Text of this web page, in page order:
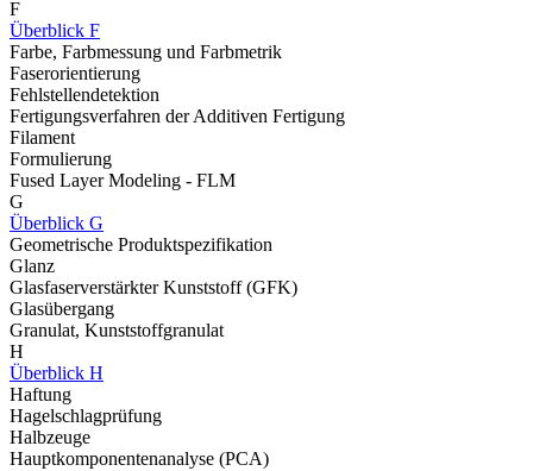
F
Überblick F
Farbe, Farbmessung und Farbmetrik
Faserorientierung
Fehlstellendetektion
Fertigungsverfahren der Additiven Fertigung
Filament
Formulierung
Fused Layer Modeling - FLM
G
Überblick G
Geometrische Produktspezifikation
Glanz
Glasfaserverstärkter Kunststoff (GFK)
Glasübergang
Granulat, Kunststoffgranulat
H
Überblick H
Haftung
Hagelschlagprüfung
Halbzeuge
Hauptkomponentenanalyse (PCA)